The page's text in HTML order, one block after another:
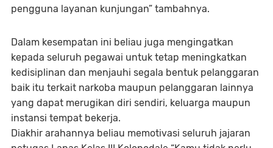
pengguna layanan kunjungan” tambahnya.
Dalam kesempatan ini beliau juga mengingatkan
kepada seluruh pegawai untuk tetap meningkatkan
kedisiplinan dan menjauhi segala bentuk pelanggaran
baik itu terkait narkoba maupun pelanggaran lainnya
yang dapat merugikan diri sendiri, keluarga maupun
instansi tempat bekerja.
Diakhir arahannya beliau memotivasi seluruh jajaran